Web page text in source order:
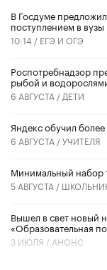
В Госдуме
поступлением в вузы
10:14 / ЕГЭ И ОГЭ
Роспотребнадзор
рыбой и
6 АВГУСТА / ДЕТИ
​Яндекс обучил
6 АВГУСТА /УЧИТЕЛЯ
Минимальный набор
5 АВГУСТА /
Вышел в свет новый
«Образовательная
3 ИЮЛЯ / АНОНС